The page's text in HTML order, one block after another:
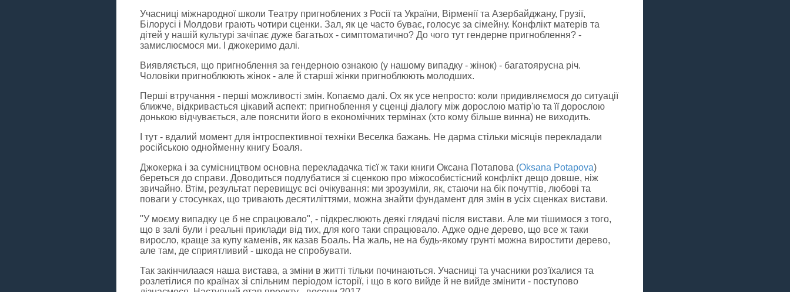
Учасниці міжнародної школи Театру пригноблених з Росії та України, Вірменії та Азербайджану, Грузії,
Білорусі і Молдови грають чотири сценки. Зал, як це часто буває, голосує за сімейну. Конфлікт матерів та
дітей у нашій культурі зачіпає дуже багатьох - симптоматично? До чого тут гендерне пригноблення? -
замислюємося ми. І джокеримо далі.
Виявляється, що пригноблення за гендерною ознакою (у нашому випадку - жінок) - багатоярусна річ.
Чоловіки пригноблюють жінок - але й старші жінки пригноблюють молодших.
Перші втручання - перші можливості змін. Копаємо далі. Ох як усе непросто: коли придивляємося до ситуації
ближче, відкривається цікавий аспект: пригноблення у сценці діалогу між дорослою матір'ю та її дорослою
донькою відчувається, але пояснити його в економічних термінах (хто кому більше винна) не виходить.
І тут - вдалий момент для інтроспективної техніки Веселка бажань. Не дарма стільки місяців перекладали
російською однойменну книгу Боаля.
Джокерка і за сумісництвом основна перекладачка тієї ж таки книги Оксана Потапова (Oksana Potapova)
береться до справи. Доводиться подлубатися зі сценкою про міжособистісний конфлікт дещо довше, ніж
звичайно. Втім, результат перевищує всі очікування: ми зрозуміли, як, стаючи на бік почуттів, любові та
поваги у стосунках, що тривають десятиліттями, можна знайти фундамент для змін в усіх сценках вистави.
"У моєму випадку це б не спрацювало", - підкреслюють деякі глядачі після вистави. Але ми тішимося з того,
що в залі були і реальні приклади від тих, для кого таки спрацювало. Адже одне дерево, що все ж таки
виросло, краще за купу каменів, як казав Боаль. На жаль, не на будь-якому грунті можна виростити дерево,
але там, де сприятливий - шкода не спробувати.
Так закінчилаася наша вистава, а зміни в житті тільки починаються. Учасниці та учасники роз'їхалися та
розлетілися по країнах зі спільним періодом історії, і що в кого вийде й не вийде змінити - поступово